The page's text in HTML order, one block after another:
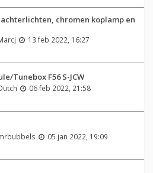
chromen koplamp en
13 feb 2022, 16:27
Tunebox F56 S-JCW
06 feb 2022, 21:58
05 jan 2022, 19:09